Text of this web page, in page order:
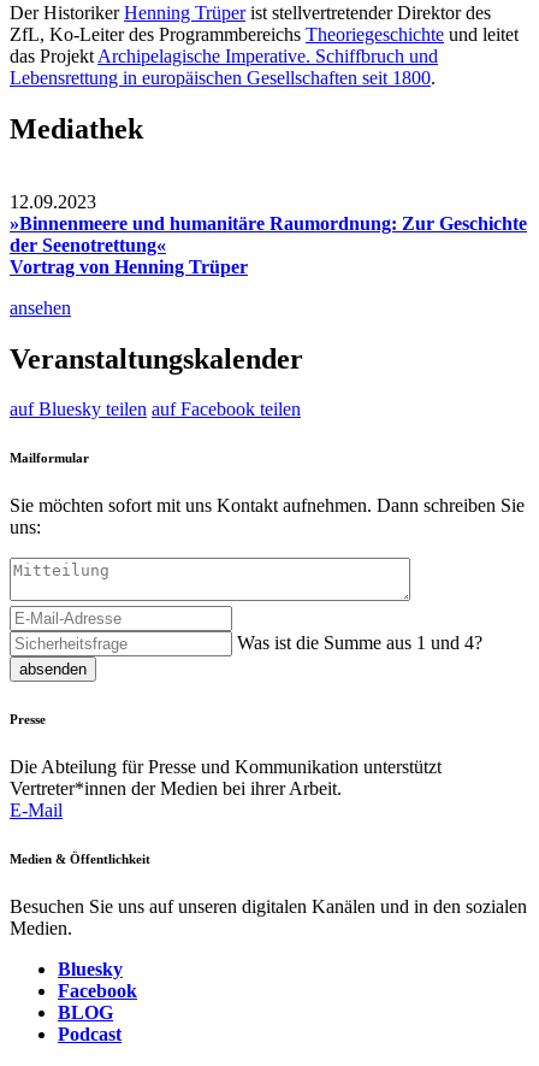
Der HistorikerHenning Trüperist stellvertretender Direktor des
ZfL, Ko-Leiter des Programmbereichs Theoriegeschichte und leitet
das Projekt Archipelagische Imperative. Schiffbruch und
Lebensrettung in europäischen Gesellschaften seit 1800.
Mediathek
12.09.2023
»Binnenmeere und humanitäre Raumordnung: Zur Geschichte
der Seenotrettung«
Vortrag von Henning Trüper
ansehen
Veranstaltungskalender
auf Bluesky teilen auf Facebook teilen
Mailformular
Sie möchten sofort mit uns Kontakt aufnehmen. Dann schreiben Sie
uns:
Was ist die Summe aus 1 und 4?
absenden
Presse
Die Abteilung für Presse und Kommunikation unterstützt
Vertreter*innen der Medien bei ihrer Arbeit.
E-Mail
Medien & Öffentlichkeit
Besuchen Sie uns auf unseren digitalen Kanälen und in den sozialen
Medien.
Bluesky
Facebook
BLOG
Podcast